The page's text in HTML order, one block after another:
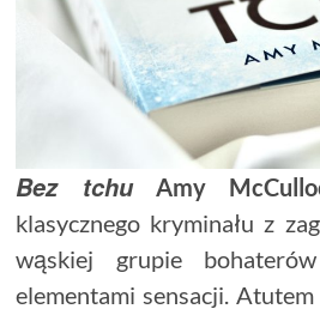
Bez tchu Amy
klasycznego kryminału z
wąskiej grupie
elementami sensacji.